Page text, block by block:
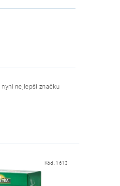
nejlepší značku
Kód: 1613